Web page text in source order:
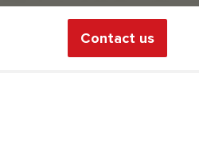
Contact us